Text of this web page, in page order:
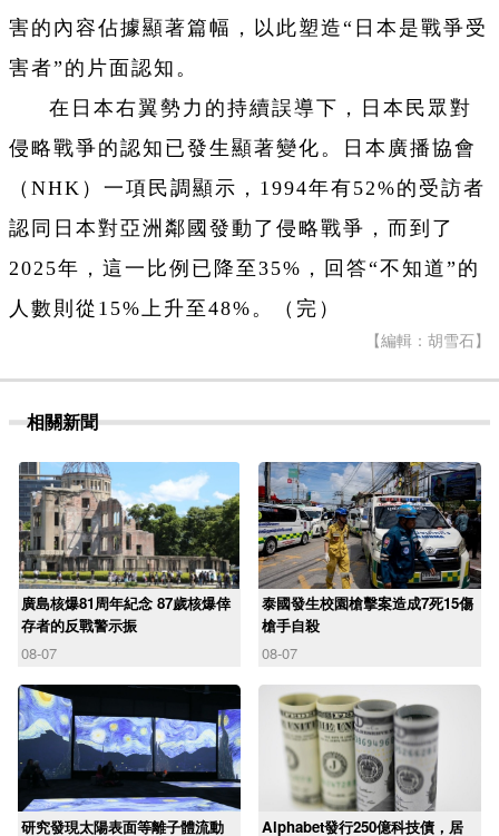
害的內容佔據顯著篇幅，以此塑造“日本是戰爭受
害者”的片面認知。
在日本右翼勢力的持續誤導下，日本民眾對
侵略戰爭的認知已發生顯著變化。日本廣播協會
（NHK）一項民調顯示，1994年有52%的受訪者
認同日本對亞洲鄰國發動了侵略戰爭，而到了
2025年，這一比例已降至35%，回答“不知道”的
人數則從15%上升至48%。（完）
【編輯：胡雪石】
相關新聞
廣島核爆81周年紀念 87歲核爆倖
存者的反戰警示振
08-07
泰國發生校園槍擊案造成7死15傷
槍手自殺
08-07
研究發現太陽表面等離子體流動 Alphabet發行250億科技債，居